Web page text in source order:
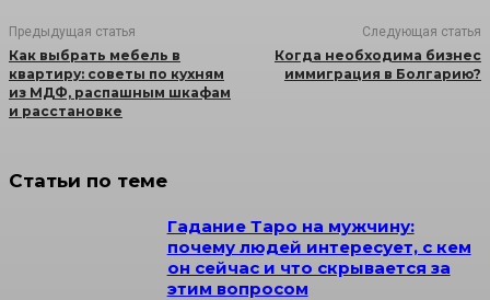
Предыдущая статья
Как выбрать мебель в
квартиру: советы по кухням
из МДФ, распашным шкафам
и расстановке
Следующая статья
Когда необходима бизнес
иммиграция в Болгарию?
Статьи по теме
Гадание Таро на мужчину:
почему людей интересует, с кем
он сейчас и что скрывается за
этим вопросом